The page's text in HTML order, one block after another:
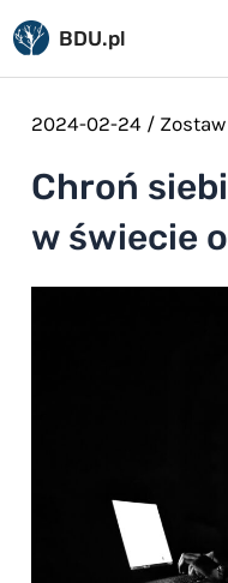
Pomiń
do
treści
BDU.pl
2024-02-24 /
Chroń
w świecie